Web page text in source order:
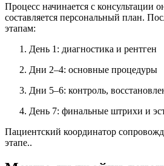
Процесс начинается с консультации
составляется персональный план.
этапам:
День 1: диагностика и рентген
Дни 2–4: основные процедуры
Дни 5–6: контроль,
День 7: финальные штрихи и
Пациентский координатор
этапе..